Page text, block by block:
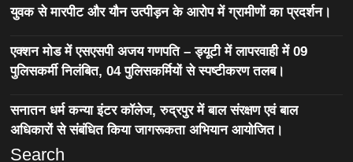
युवक से मारपीट और यौन उत्पीड़न के आरोप में ग्रामीणों का प्रदर्शन।
एक्शन मोड में एसएसपी अजय गणपति – ड्यूटी में लापरवाही में 09
पुलिसकर्मी निलंबित, 04 पुलिसकर्मियों से स्पष्टीकरण तलब।
सनातन धर्म कन्या इंटर कॉलेज, रुद्रपुर में बाल संरक्षण एवं बाल
अधिकारों से संबंधित किया जागरूकता अभियान आयोजित।
Search